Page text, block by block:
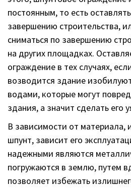
постоянным, то есть
завершению строительства,
сниматься по завершению
на других площадках.
ограждение в тех случаях,
возводится здание
водами, которые могут
здания, а значит сделать его
В зависимости от материала,
шпунт, зависит его
надежными являются
погружаются в землю, путем
позволяет избежать